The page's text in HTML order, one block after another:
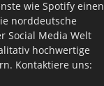
wie Spotify einen
norddeutsche
Social Media Welt
hochwertige
Kontaktiere uns: